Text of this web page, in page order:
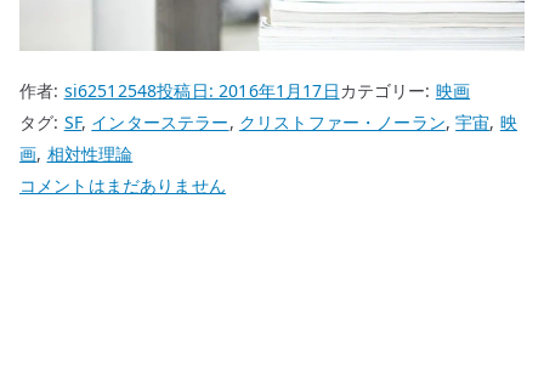
作者: si62512548投稿日:2016年1月17日カテゴリー: 映画
タグ: SF, インターステラー, クリストファー・ノーラン,宇宙, 映
画, 相対性理論
『イ
コメントはまだありません